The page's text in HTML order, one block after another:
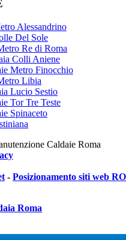
Alessandrino
Del Sole
Re di Roma
Colli Aniene
Metro Finocchio
Libia
Lucio Sestio
Tor Tre Teste
Spinaceto
Caldaie Roma
- Posizionamento siti web
Roma